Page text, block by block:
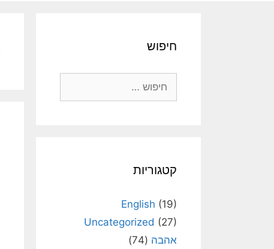
חיפוש
קטגוריות
English (19)
Uncategorized (27)
אהבה (74)